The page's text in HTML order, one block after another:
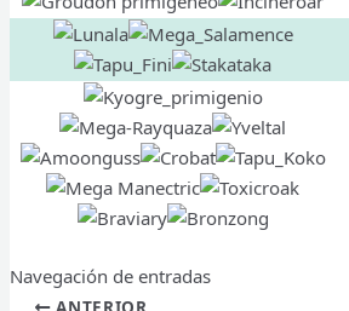
Navegación de entradas